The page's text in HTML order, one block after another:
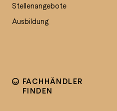
Stellenangebote
Ausbildung
FACHHÄNDLER
FINDEN